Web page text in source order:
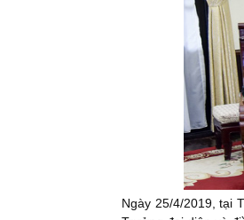
Ngày 25/4/2019, tại